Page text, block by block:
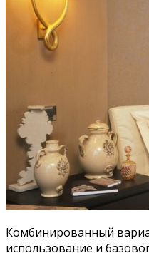
Комбинированный
использование и